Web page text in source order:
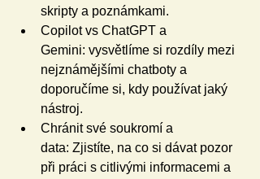
skripty a poznámkami.
Copilot vs ChatGPT a
Gemini: vysvětlíme si rozdíly mezi
nejznámějšími chatboty a
doporučíme si, kdy používat jaký
nástroj.
Chránit své soukromí a
data: Zjistíte, na co si dávat pozor
při práci s citlivými informacemi a